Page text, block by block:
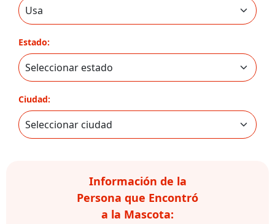
Estado:
Ciudad:
Información de la
Persona que Encontró
a la Mascota: